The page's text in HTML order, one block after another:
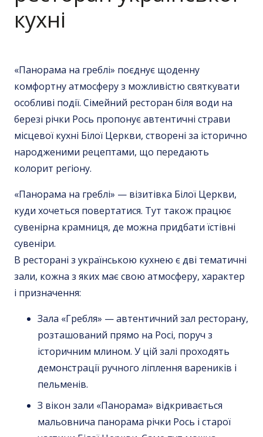
кухні
«Панорама на греблі» поєднує щоденну
комфортну атмосферу з можливістю святкувати
особливі події. Сімейний ресторан біля води на
березі річки Рось пропонує автентичні страви
місцевої кухні Білої Церкви, створені за історично
народженими рецептами, що передають
колорит регіону.
«Панорама на греблі» — візитівка Білої Церкви,
куди хочеться повертатися. Тут також працює
сувенірна крамниця, де можна придбати їстівні
сувеніри.
В ресторані з українською кухнею є дві тематичні
зали, кожна з яких має свою атмосферу, характер
і призначення:
Зала «Гребля» — автентичний зал ресторану,
розташований прямо на Росі, поруч з
історичним млином. У цій залі проходять
демонстрації ручного ліплення вареників і
пельменів.
З вікон зали «Панорама» відкривається
мальовнича панорама річки Рось і старої